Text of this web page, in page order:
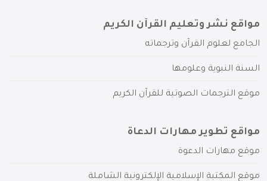
مواقع نشر وتعليم القرآن الكريم
الجامع لعلوم القرآن وترجماته
السنة النبوية وعلومها
موقع الترجمات الصوتية للقرآن الكريم
مواقع تطوير مهارات الدعاة
موقع مهارات الدعوة
موقع المكتبة الإسلامية الإلكترونية الشاملة